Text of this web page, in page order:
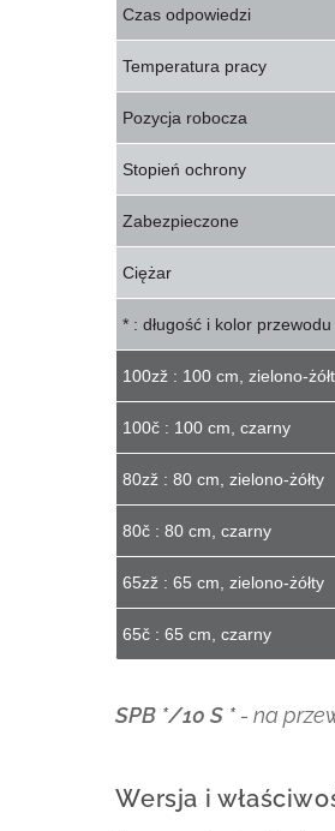
Czas odpowiedzi
Temperatura pracy
Pozycja robocza
Stopień ochrony
Zabezpieczone
Ciężar
* : długość i kolor przewodu
100zž : 100 cm, zielono-
100č : 100 cm, czarny
80zž : 80 cm, zielono-żółty
80č : 80 cm, czarny
65zž : 65 cm, zielono-żółty
65č : 65 cm, czarny
SPB */10 S * - na
Wersja i